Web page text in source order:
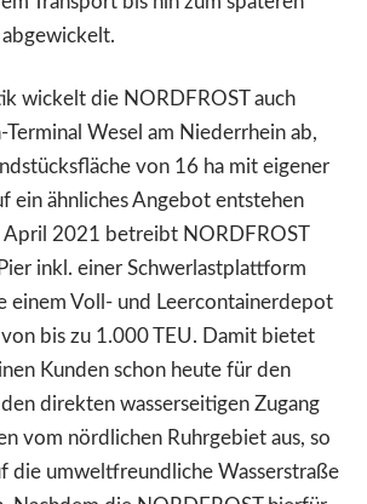
wickelt die NORDFROST auch
Wesel am Niederrhein ab,
von 16 ha mit eigener
ein ähnliches Angebot entstehen
April 2021 betreibt NORDFROST
inkl. einer Schwerlastplattform
einem Voll- und Leercontainerdepot
bis zu 1.000 TEU. Damit bietet
Kunden schon heute für den
direkten wasserseitigen Zugang
vom nördlichen Ruhrgebiet aus, so
die umweltfreundliche Wasserstraße